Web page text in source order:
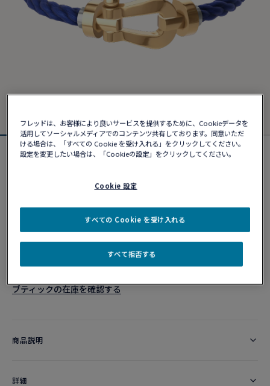
フォース10ブレスレット
カスタマイズ
ショッピングバッグに追加
10営業日以内に発送
ブティックの在庫を確認する​
商品説明
詳細​
フレッドは、お客様により良いサービスを提供するために、Cookieデータを
活用してソーシャルメディアでのコンテンツ共有しております。同意いただ
ける場合は、「すべての Cookie を受け入れる」をクリックしてください。
設定を変更したい場合は、「Cookieの設定」をクリックしてください。
Cookie 設定
すべて拒否する
すべての Cookie を受け入れる